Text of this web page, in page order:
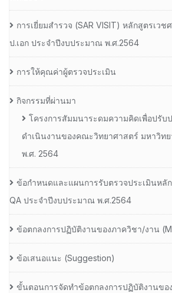
การเยี่ยมสํารวจ (SAR VISIT) หลักสูตรเวช
ป.เอก ประจําปีงบประมาณ พ.ศ.2564
การให้คุณค่าผู้ตรวจประเมิน
กิจกรรมที่ผ่านมา
โครงการสัมมนาระดมความคิดเพื่อปรับ
ดำเนินงานของคณะวิทยาศาสตร์ มหาวิท
พ.ศ. 2564
ข้อกำหนดและแผนการรับตรวจประเมินหลั
QA ประจำปีงบประมาณ พ.ศ.2564
ข้อตกลงการปฏิบัติงานของภาควิชา/งาน
ข้อเสนอแนะ (Suggestion)
ขั้นตอนการจัดทำข้อตกลงการปฏิบัติงานขอ